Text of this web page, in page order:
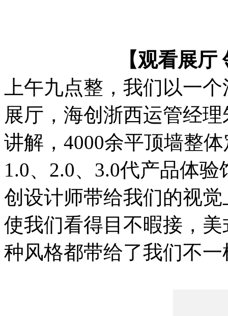
【观看展
上午九点整，我们以一
展厅，海创浙西运管经
讲解，4000余平顶墙整
1.0、2.0、3.0代产品体
创设计师带给我们的视
使我们看得目不暇接，
种风格都带给了我们不